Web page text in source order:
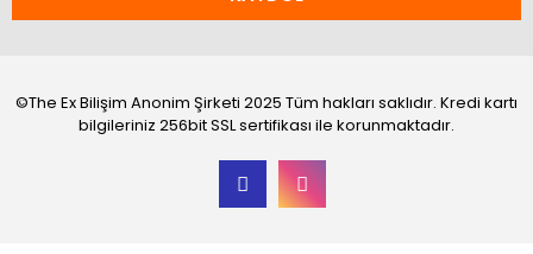
©The Ex Bilişim Anonim Şirketi 2025 Tüm hakları saklıdır. Kredi kartı
bilgileriniz 256bit SSL sertifikası ile korunmaktadır.